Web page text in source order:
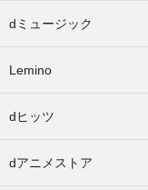
dミュージック
Lemino
dヒッツ
dアニメストア